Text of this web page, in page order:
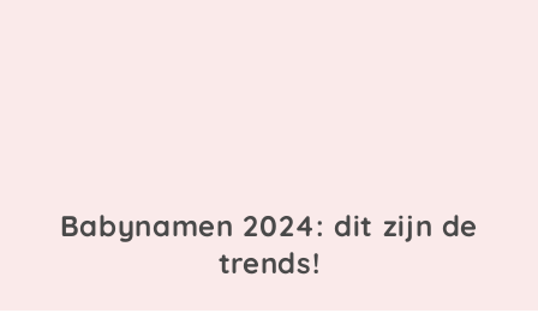
Babynamen 2024: dit zijn de
trends!